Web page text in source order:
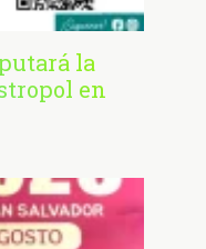
la
en